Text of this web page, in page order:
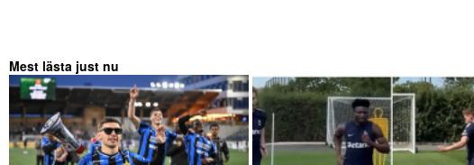
Mest lästa just nu